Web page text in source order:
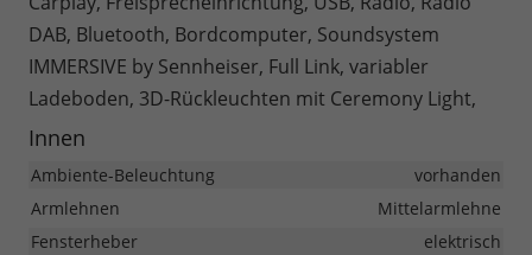
DAB, Bluetooth, Bordcomputer, Soundsystem
IMMERSIVE by Sennheiser, Full Link, variabler
Ladeboden, 3D-Rückleuchten mit Ceremony Light,
Innen
Ambiente-Beleuchtung
vorhanden
Armlehnen
Mittelarmlehne
Fensterheber
elektrisch